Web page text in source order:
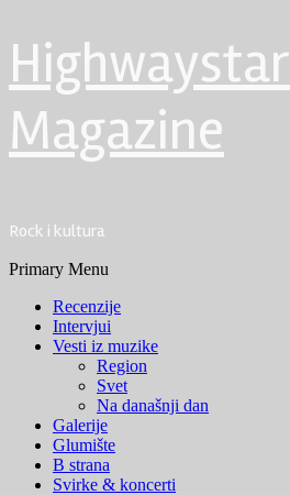
Highwaystar
Magazine
Rock i kultura
Primary Menu
Recenzije
Intervjui
Vesti iz muzike
Region
Svet
Na današnji dan
Galerije
Glumište
B strana
Svirke & koncerti